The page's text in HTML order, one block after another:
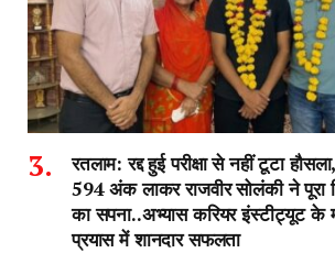
रतलाम: रद्द हुई परीक्षा से नहीं टूटा
594 अंक लाकर राजवीर सोलंकी ने पूरा
का सपना..अभ्यास करियर इंस्टीट्यूट के
प्रयास में शानदार सफलता